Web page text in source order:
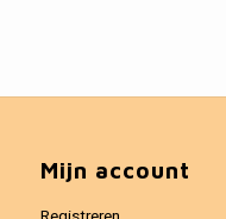
Mijn account